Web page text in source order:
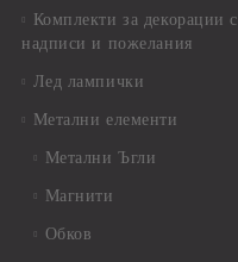
Комплекти за декорации с
надписи и пожелания
Лед лампички
Метални елементи
Метални Ъгли
Магнити
Обков